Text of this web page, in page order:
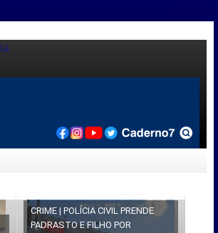
CRIME | POLÍCIA CIVIL PRENDE
PADRASTO E FILHO POR